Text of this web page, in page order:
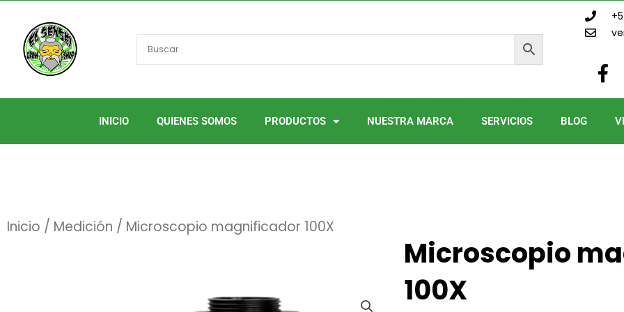
contenido
F
a
c
INICIO QUIENES SOMOS PRODUCTOS NUESTRA MARCA SERVICIOS BLOG
Inicio / Medición / Microscopio magnificador 100X
Microscopio
100X